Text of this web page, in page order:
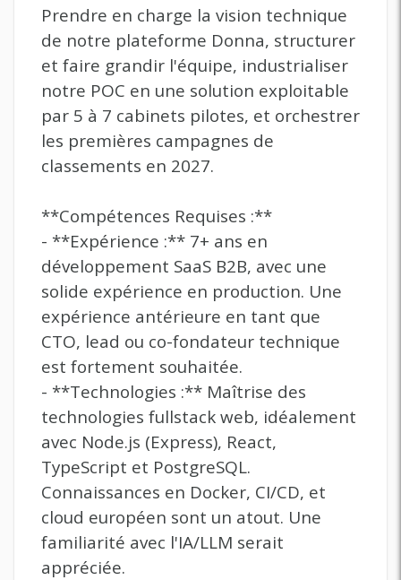
Prendre en charge la vision technique
de notre plateforme Donna, structurer
et faire grandir l'équipe, industrialiser
notre POC en une solution exploitable
par 5 à 7 cabinets pilotes, et orchestrer
les premières campagnes de
classements en 2027.
**Compétences Requises :**
- **Expérience :** 7+ ans en
développement SaaS B2B, avec une
solide expérience en production. Une
expérience antérieure en tant que
CTO, lead ou co-fondateur technique
est fortement souhaitée.
- **Technologies :** Maîtrise des
technologies fullstack web, idéalement
avec Node.js (Express), React,
TypeScript et PostgreSQL.
Connaissances en Docker, CI/CD, et
cloud européen sont un atout. Une
familiarité avec l'IA/LLM serait
appréciée.